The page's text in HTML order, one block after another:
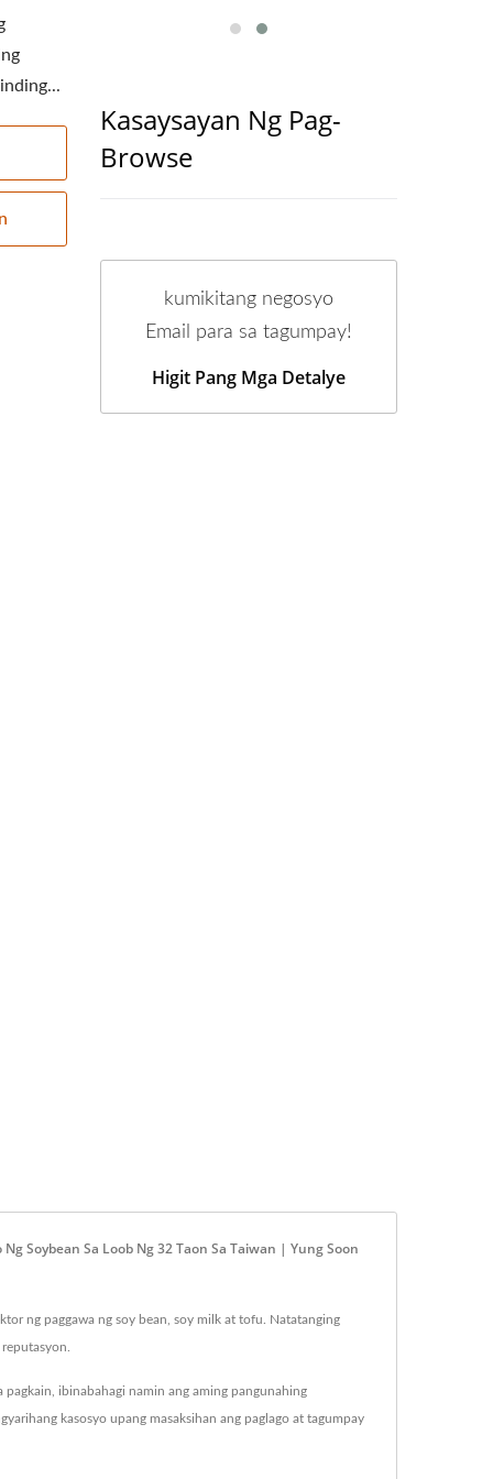
Kasaysayan Ng Pag-
Browse
kumikitang negosyo
Email para sa tagumpay!
Higit Pang Mga Detalye
Soybean Sa Loob Ng 32 Taon Sa Taiwan | Yung Soon
ng paggawa ng soy bean, soy milk at tofu. Natatanging
pagkain, ibinabahagi namin ang aming pangunahing
kasosyo upang masaksihan ang paglago at tagumpay